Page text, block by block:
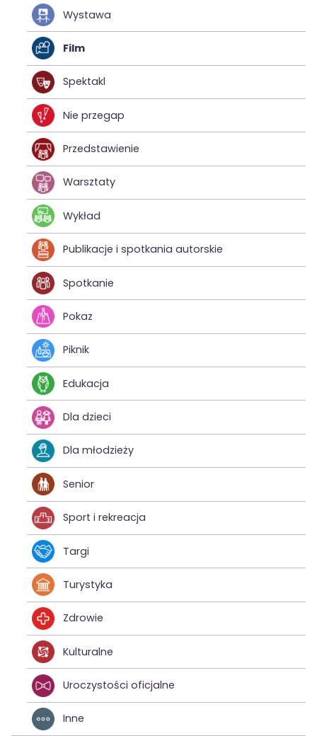
Wystawa
Film
Spektakl
Nie przegap
Przedstawienie
Warsztaty
Wykład
Publikacje i spotkania autorskie
Spotkanie
Pokaz
Piknik
Edukacja
Dla dzieci
Dla młodzieży
Senior
Sport i rekreacja
Targi
Turystyka
Zdrowie
Kulturalne
Uroczystości oficjalne
Inne